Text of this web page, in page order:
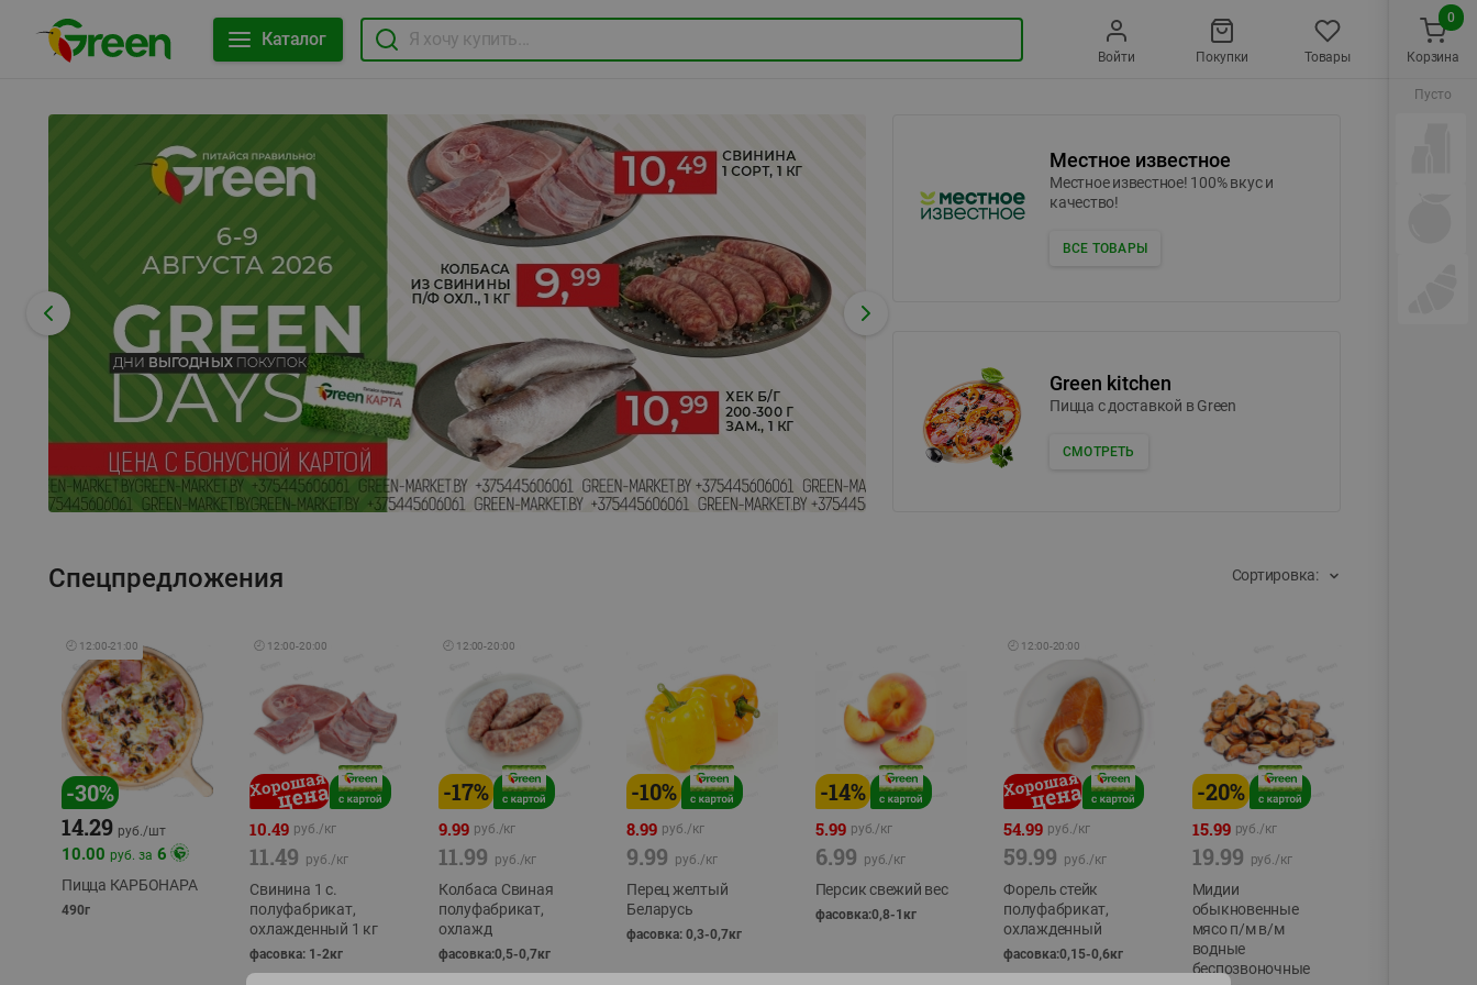
Каталог
Войти Покупки Товары
Местное известное
Местное известное! 100% вкус и
качество!
ВСЕ ТОВАРЫ
Green kitchen
Пицца c доставкой в Green
СМОТРЕТЬ
Спецпредложения Сортировка:
🕘 12:00-21:00
-30%
14.29 руб./шт
10.00 руб. за 6
Пицца КАРБОНАРА
490г
🕘 12:00-20:00
10.49 руб./кг
11.49 руб./кг
Свинина 1 с.
полуфабрикат,
охлажденный 1 кг
фасовка: 1-2кг
🕘 12:00-20:00
-17%
9.99 руб./кг
11.99 руб./кг
Колбаса Свиная
полуфабрикат,
охлажд
фасовка:0,5-0,7кг
-10%
8.99 руб./кг
9.99 руб./кг
Перец желтый
Беларусь
фасовка: 0,3-0,7кг
-14%
5.99 руб./кг
6.99 руб./кг
Персик свежий вес
фасовка:0,8-1кг
🕘 12:00-20:00
54.99 руб./кг
59.99 руб./кг
Форель стейк
полуфабрикат,
охлажденный
фасовка:0,15-0,6кг
-20%
15.99 руб./кг
19.99 руб./кг
Мидии
обыкновенные
мясо п/м в/м
водные
беспозвоночные
Корзина
0
Пусто